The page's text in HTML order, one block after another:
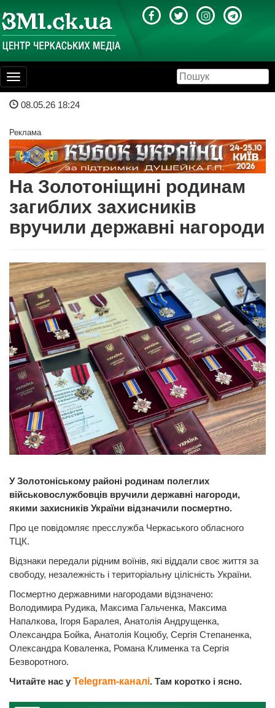
Toggle
navigation
08.05.26 18:24
Реклама
На Золотоніщині родинам
загиблих захисників
вручили державні нагороди
У Золотоніському районі родинам полеглих
військовослужбовців вручили державні нагороди,
якими захисників України відзначили посмертно.
Про це повідомляє пресслужба Черкаського обласного
ТЦК.
Відзнаки передали рідним воїнів, які віддали своє життя за
свободу, незалежність і територіальну цілісність України.
Посмертно державними нагородами відзначено:
Володимира Рудика, Максима Гальченка, Максима
Напалкова, Ігоря Баралея, Анатолія Андрущенка,
Олександра Бойка, Анатолія Коцюбу, Сергія Степаненка,
Олександра Коваленка, Романа Клименка та Сергія
Безворотного.
Читайте нас у Telegram-каналі. Там коротко і ясно.